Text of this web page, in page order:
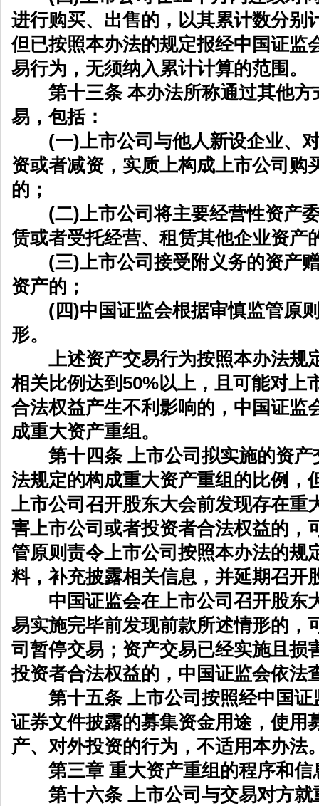
进行购买、出售的，以其累计数分别
但已按照本办法的规定报经中国证监
易行为，无须纳入累计计算的范围。
第十三条 本办法所称通过其他方
易，包括：
(一)上市公司与他人新设企业、对
资或者减资，实质上构成上市公司购
的；
(二)上市公司将主要经营性资产委
赁或者受托经营、租赁其他企业资产
(三)上市公司接受附义务的资产赠
资产的；
(四)中国证监会根据审慎监管原
形。
上述资产交易行为按照本办法规
相关比例达到50%以上，且可能对上
合法权益产生不利影响的，中国证监
成重大资产重组。
第十四条 上市公司拟实施的资产
法规定的构成重大资产重组的比例，
上市公司召开股东大会前发现存在重
害上市公司或者投资者合法权益的，
管原则责令上市公司按照本办法的规
料，补充披露相关信息，并延期召开
中国证监会在上市公司召开股东
易实施完毕前发现前款所述情形的，
司暂停交易；资产交易已经实施且损
投资者合法权益的，中国证监会依法
第十五条 上市公司按照经中国证
证券文件披露的募集资金用途，使用
产、对外投资的行为，不适用本办法
第三章 重大资产重组的程序和信
第十六条 上市公司与交易对方就